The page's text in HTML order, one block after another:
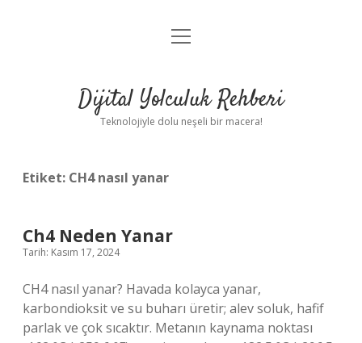
Anasayfa
Yasal Uyarı
menüyü
Dijital Yolculuk Rehberi
Teknolojiyle dolu neşeli bir macera!
Etiket: CH4 nasıl yanar
Ch4 Neden Yanar
Tarih: Kasım 17, 2024
CH4 nasıl yanar? Havada kolayca yanar,
karbondioksit ve su buharı üretir; alev soluk, hafif
parlak ve çok sıcaktır. Metanın kaynama noktası